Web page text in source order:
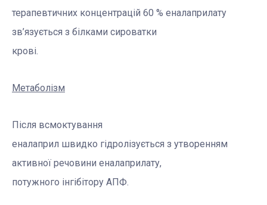
терапевтичних концентрацій 60 % еналаприлату
зв’язується з білками сироватки
крові.
Метаболізм
Після всмоктування
еналаприл швидко гідролізується з утворенням
активної речовини еналаприлату,
потужного інгібітору АПФ.